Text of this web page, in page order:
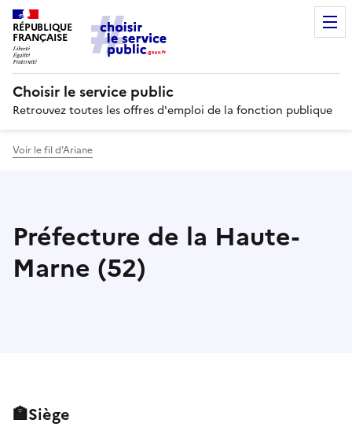
RÉPUBLIQUE
FRANÇAISE
Choisir le service public
Retrouvez toutes les offres d'emploi de la fonction publique
Voir le fil d’Ariane
Préfecture de la Haute-
Marne (52)
🏣Siège